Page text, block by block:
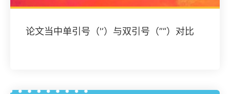
论文当中单引号（'‘）与双引号（”“）对比